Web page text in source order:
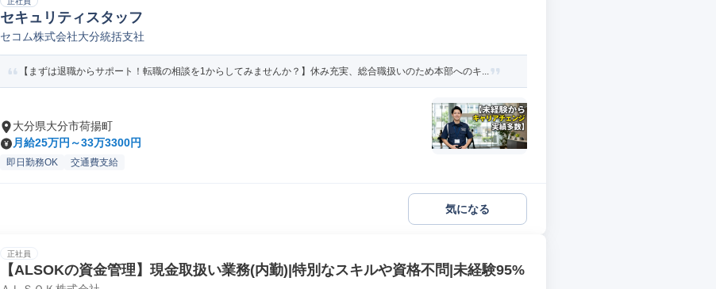
セキュリティスタッフ
セコム株式会社大分統括支社
【まずは退職からサポート！転職の相談を1からしてみませんか？】休み充実、総合職扱いのため本部へのキ...
大分県大分市荷揚町
月給25万円～33万3300円
即日勤務OK 交通費支給
気になる
正社員
【ALSOKの資金管理】現金取扱い業務(内勤)|特別なスキルや資格不問|未経験95%